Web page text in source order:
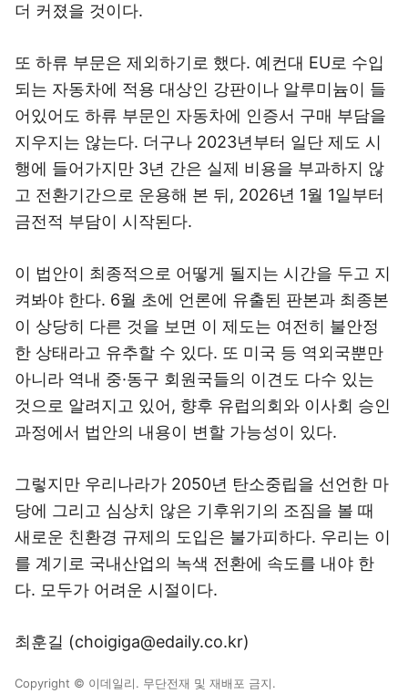
더 커졌을 것이다.
또 하류 부문은 제외하기로 했다. 예컨대 EU로 수입
되는 자동차에 적용 대상인 강판이나 알루미늄이 들
어있어도 하류 부문인 자동차에 인증서 구매 부담을
지우지는 않는다. 더구나 2023년부터 일단 제도 시
행에 들어가지만 3년 간은 실제 비용을 부과하지 않
고 전환기간으로 운용해 본 뒤, 2026년 1월 1일부터
금전적 부담이 시작된다.
이 법안이 최종적으로 어떻게 될지는 시간을 두고 지
켜봐야 한다. 6월 초에 언론에 유출된 판본과 최종본
이 상당히 다른 것을 보면 이 제도는 여전히 불안정
한 상태라고 유추할 수 있다. 또 미국 등 역외국뿐만
아니라 역내 중·동구 회원국들의 이견도 다수 있는
것으로 알려지고 있어, 향후 유럽의회와 이사회 승인
과정에서 법안의 내용이 변할 가능성이 있다.
그렇지만 우리나라가 2050년 탄소중립을 선언한 마
당에 그리고 심상치 않은 기후위기의 조짐을 볼 때
새로운 친환경 규제의 도입은 불가피하다. 우리는 이
를 계기로 국내산업의 녹색 전환에 속도를 내야 한
다. 모두가 어려운 시절이다.
최훈길 (choigiga@edaily.co.kr)
Copyright © 이데일리. 무단전재 및 재배포 금지.